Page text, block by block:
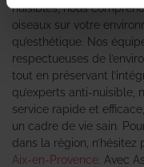
nuisibles, nous
oiseaux sur votre
qu’esthétique. Nos
respectueuses de
tout en préservant
qu’experts anti-nuisible,
service rapide et
un cadre de vie sain.
dans la région,
Aix-en-Provence . Avec